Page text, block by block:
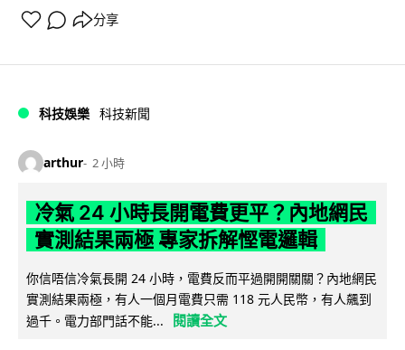
分享
科技娛樂 科技新聞
arthur 2 小時
冷氣 24 小時長開電費更平？內地網民
實測結果兩極 專家拆解慳電邏輯
你信唔信冷氣長開 24 小時，電費反而平過開開關關？內地網民
實測結果兩極，有人一個月電費只需 118 元人民幣，有人飆到
過千。電力部門話不能...
閱讀全文